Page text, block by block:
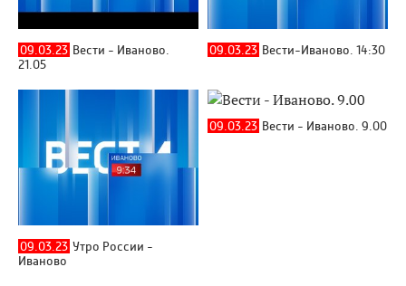
09.03.23 Вести - Иваново.
21.05
09.03.23 Вести-Иваново. 14:30
09.03.23 Утро России -
Иваново
09.03.23 Вести - Иваново. 9.00